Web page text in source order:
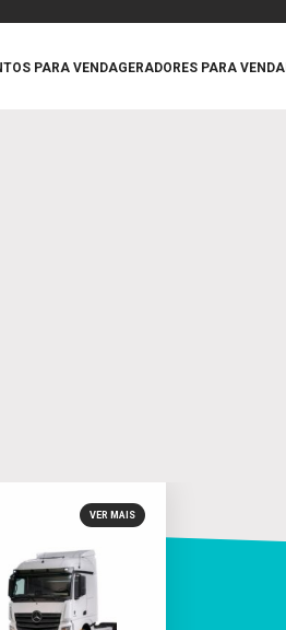
PARA VENDAGERADORES PARA VENDA
VER MAIS